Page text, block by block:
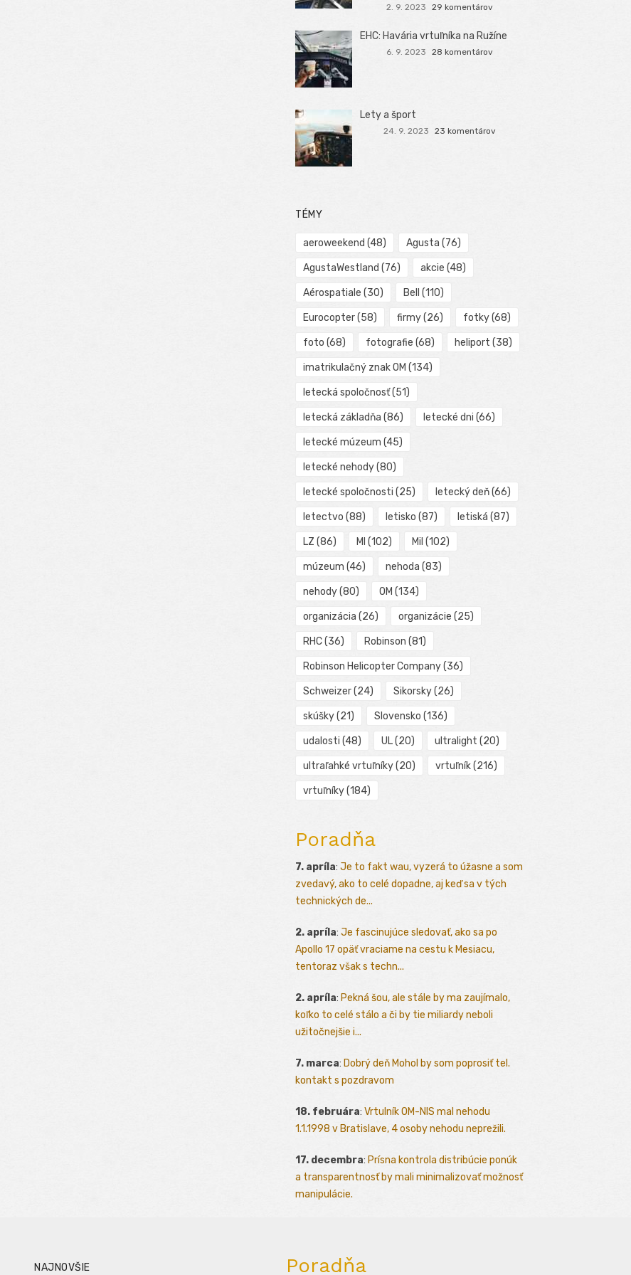
2. 9. 2023 29 komentárov
EHC: Havária vrtuľníka na Ružíne
6. 9. 2023 28 komentárov
Lety a šport
24. 9. 2023 23 komentárov
TÉMY
aeroweekend (48) Agusta (76)
AgustaWestland (76) akcie (48)
Aérospatiale (30) Bell (110)
Eurocopter(58) firmy(26) fotky(68)
foto (68) fotografie (68) heliport (38)
imatrikulačný znak OM (134)
letecká spoločnosť(51)
letecká základňa (86) letecké dni (66)
letecké múzeum (45)
letecké nehody(80)
letecké spoločnosti (25) letecký deň(66)
letectvo (88) letisko (87) letiská (87)
LZ (86) MI (102) Mil (102)
múzeum (46) nehoda (83)
nehody(80) OM (134)
organizácia (26) organizácie (25)
RHC(36) Robinson (81)
Robinson Helicopter Company(36)
Schweizer(24) Sikorsky(26)
skúšky(21) Slovensko (136)
udalosti (48) UL(20) ultralight (20)
ultraľahké vrtuľníky(20) vrtuľník(216)
vrtuľníky(184)
Poradňa
7. apríla: Je to fakt wau, vyzerá to úžasne a som
zvedavý, ako to celé dopadne, aj keď sa v tých
technických de...
2. apríla: Je fascinujúce sledovať, ako sa po
Apollo 17 opäť vraciame na cestu k Mesiacu,
tentoraz však s techn...
2. apríla: Pekná šou, ale stále by ma zaujímalo,
koľko to celé stálo a či by tie miliardy neboli
užitočnejšie i...
7. marca: Dobrý deň Mohol by som poprosiť tel.
kontakt s pozdravom
18. februára: Vrtulník OM-NIS mal nehodu
1.1.1998 v Bratislave, 4 osoby nehodu neprežili.
17. decembra: Prísna kontrola distribúcie ponúk
a transparentnosť by mali minimalizovať možnosť
manipulácie.
NAJNOVŠIE Poradňa